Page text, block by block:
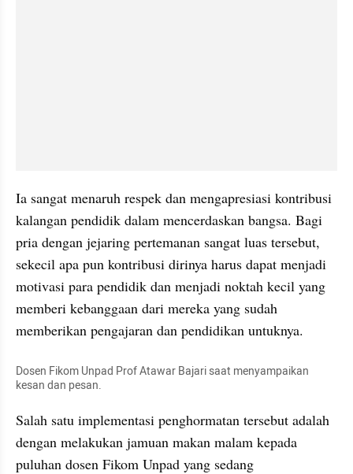
Ia sangat menaruh respek dan mengapresiasi kontribusi
kalangan pendidik dalam mencerdaskan bangsa. Bagi
pria dengan jejaring pertemanan sangat luas tersebut,
sekecil apa pun kontribusi dirinya harus dapat menjadi
motivasi para pendidik dan menjadi noktah kecil yang
memberi kebanggaan dari mereka yang sudah
memberikan pengajaran dan pendidikan untuknya.
Dosen Fikom Unpad Prof Atawar Bajari saat menyampaikan
kesan dan pesan.
Salah satu implementasi penghormatan tersebut adalah
dengan melakukan jamuan makan malam kepada
puluhan dosen Fikom Unpad yang sedang